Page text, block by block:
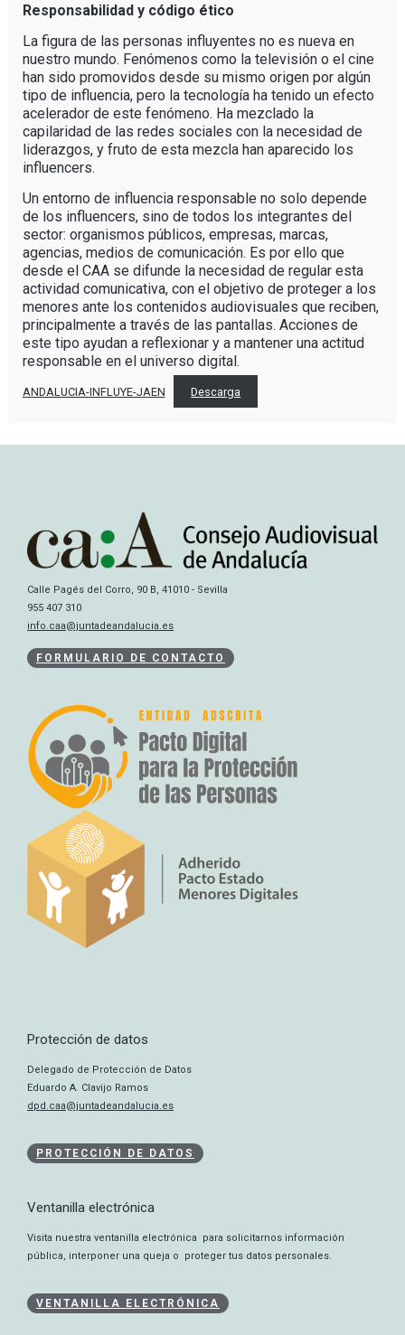
Responsabilidad y código ético
La figura de las personas influyentes no es nueva en
nuestro mundo. Fenómenos como la televisión o el cine
han sido promovidos desde su mismo origen por algún
tipo de influencia, pero la tecnología ha tenido un efecto
acelerador de este fenómeno. Ha mezclado la
capilaridad de las redes sociales con la necesidad de
liderazgos, y fruto de esta mezcla han aparecido los
influencers.
Un entorno de influencia responsable no solo depende
de los influencers, sino de todos los integrantes del
sector: organismos públicos, empresas, marcas,
agencias, medios de comunicación. Es por ello que
desde el CAA se difunde la necesidad de regular esta
actividad comunicativa, con el objetivo de proteger a los
menores ante los contenidos audiovisuales que reciben,
principalmente a través de las pantallas. Acciones de
este tipo ayudan a reflexionar y a mantener una actitud
responsable en el universo digital.
ANDALUCIA-INFLUYE-JAEN Descarga
Calle Pagés del Corro, 90 B, 41010 - Sevilla
955 407 310
info.caa@juntadeandalucia.es
FORMULARIO DE CONTACTO
Protección de datos
Delegado de Protección de Datos
Eduardo A. Clavijo Ramos
dpd.caa@juntadeandalucia.es
PROTECCIÓN DE DATOS
Ventanilla electrónica
Visita nuestra ventanilla electrónica para solicitarnos información
pública, interponer una queja o proteger tus datos personales.
VENTANILLA ELECTRÓNICA